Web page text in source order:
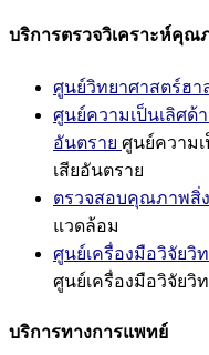
บริการตรวจวิเคราะห์คุณ
ศูนย์วิทยาศาสตร์ฮา
ศูนย์ความเป็นเลิศด้
อันตราย ศูนย์ความ
เสียอันตราย
ตรวจสอบคุณภาพสิ่
แวดล้อม
ศูนย์เครื่องมือวิจัยวิ
ศูนย์เครื่องมือวิจัยวิ
บริการทางการแพทย์